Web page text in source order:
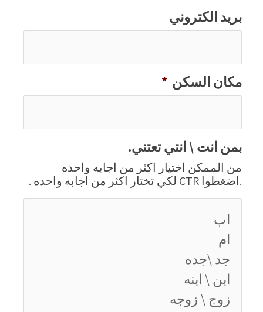
بريد الكتروني
مكان السكن *
بمن انت \ انتي تعتني.
من الممكن اختيار اكثر من اجابه واحده
.اضغطوا CTR لكي تختار اكثر من اجابه واحده .